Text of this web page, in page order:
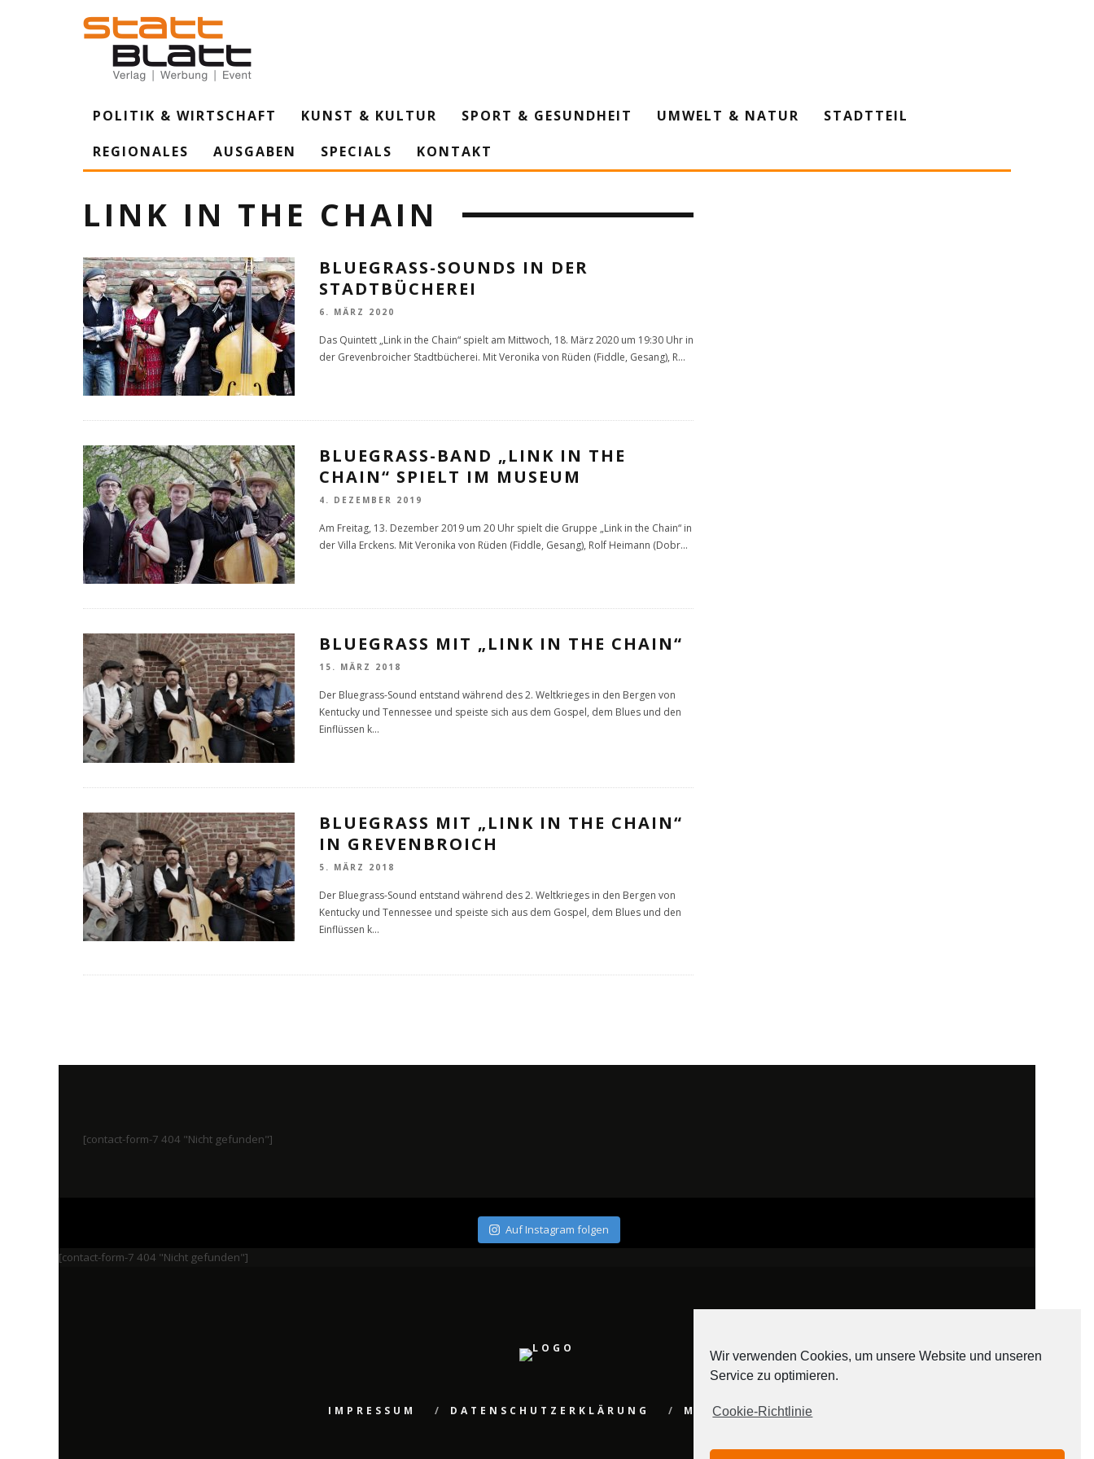
POLITIK & WIRTSCHAFT KUNST & KULTUR SPORT & GESUNDHEIT UMWELT & NATUR
STADTTEIL
REGIONALES
AUSGABEN SPECIALS KONTAKT
LINK IN THE CHAIN
BLUEGRASS-SOUNDS IN DER
STADTBÜCHEREI
6. MÄRZ 2020
Das Quintett „Link in the Chain“ spielt am Mittwoch, 18. März 2020 um 19:30 Uhr in
der Grevenbroicher Stadtbücherei. Mit Veronika von Rüden (Fiddle, Gesang), R...
BLUEGRASS-BAND „LINK IN THE
CHAIN“ SPIELT IM MUSEUM
4. DEZEMBER 2019
Am Freitag, 13. Dezember 2019 um 20 Uhr spielt die Gruppe „Link in the Chain“ in
der Villa Erckens. Mit Veronika von Rüden (Fiddle, Gesang), Rolf Heimann (Dobr...
BLUEGRASS MIT „LINK IN THE CHAIN“
15. MÄRZ 2018
Der Bluegrass-Sound entstand während des 2. Weltkrieges in den Bergen von
Kentucky und Tennessee und speiste sich aus dem Gospel, dem Blues und den
Einflüssen k...
BLUEGRASS MIT „LINK IN THE CHAIN“
IN GREVENBROICH
5. MÄRZ 2018
Der Bluegrass-Sound entstand während des 2. Weltkrieges in den Bergen von
Kentucky und Tennessee und speiste sich aus dem Gospel, dem Blues und den
Einflüssen k...
[contact-form-7 404 "Nicht gefunden"]
Auf Instagram folgen
[contact-form-7 404 "Nicht gefunden"]
IMPRESSUM DATENSCHUTZERKLÄRUNG MEDIADATEN
Wir verwenden Cookies, um unsere Website und unseren
Service zu optimieren.
Cookie-Richtlinie